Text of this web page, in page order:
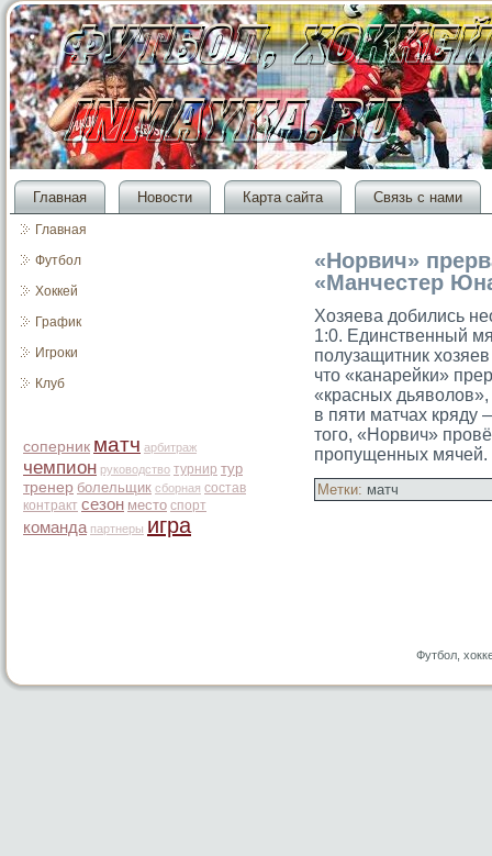
Главная Новости Карта сайта Связь с нами
Главная
Футбол
Хоккей
График
Игроки
Клуб
соперник матч арбитраж
чемпион руководство турнир тур
тренер болельщик сборная состав
контракт сезон место спорт
команда партнеры игра
«Норвич»
«Манчестер
Хозяева добились
1:0. Единственный
полузащитник
что «канарейки»
«красных
в пяти матчах
того, «Норвич»
пропущенных мячей.
Метки: матч
Футбол,